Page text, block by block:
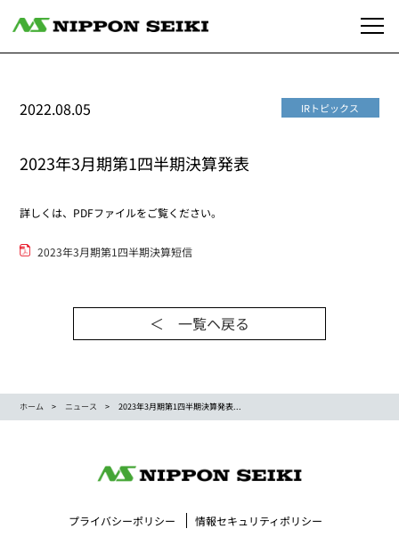
IRトピックス
2022.08.05
2023年3月期第1四半期決算発表
詳しくは、PDFファイルをご覧ください。
2023年3月期第1四半期決算短信
＜ 一覧ヘ戻る
ホーム ニュース 2023年3月期第1四半期決算発表...
プライバシーポリシー 情報セキュリティポリシー